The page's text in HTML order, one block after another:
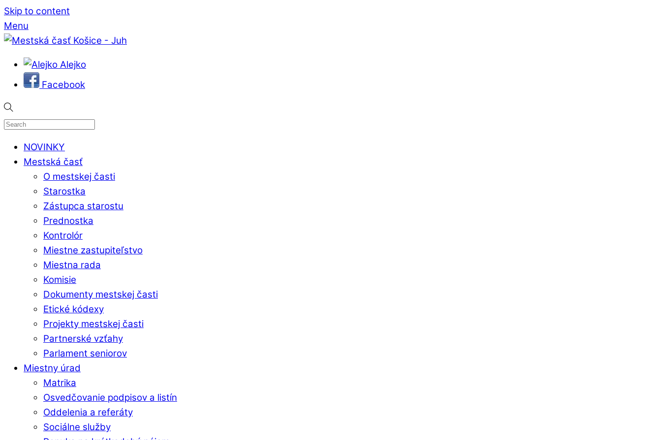
Skip to content
Menu
Alejko
Facebook
NOVINKY
Mestská časť
O mestskej časti
Starostka
Zástupca starostu
Prednostka
Kontrolór
Miestne zastupiteľstvo
Miestna rada
Komisie
Dokumenty mestskej časti
Etické kódexy
Projekty mestskej časti
Partnerské vzťahy
Parlament seniorov
Miestny úrad
Matrika
Osvedčovanie podpisov a listín
Oddelenia a referáty
Sociálne služby